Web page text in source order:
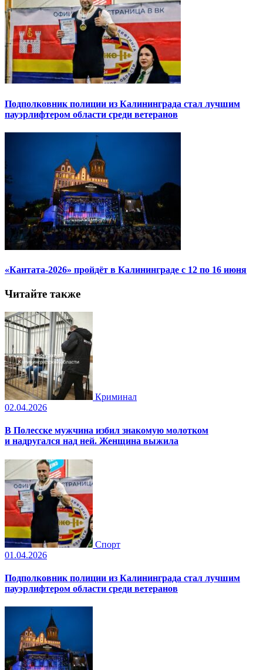
Подполковник полиции из Калининграда стал лучшим
пауэрлифтером области среди ветеранов
«Кантата-2026» пройдёт в Калининграде с 12 по 16 июня
Читайте также
Криминал
02.04.2026
В Полесске мужчина избил знакомую молотком
и надругался над ней. Женщина выжила
Спорт
01.04.2026
Подполковник полиции из Калининграда стал лучшим
пауэрлифтером области среди ветеранов